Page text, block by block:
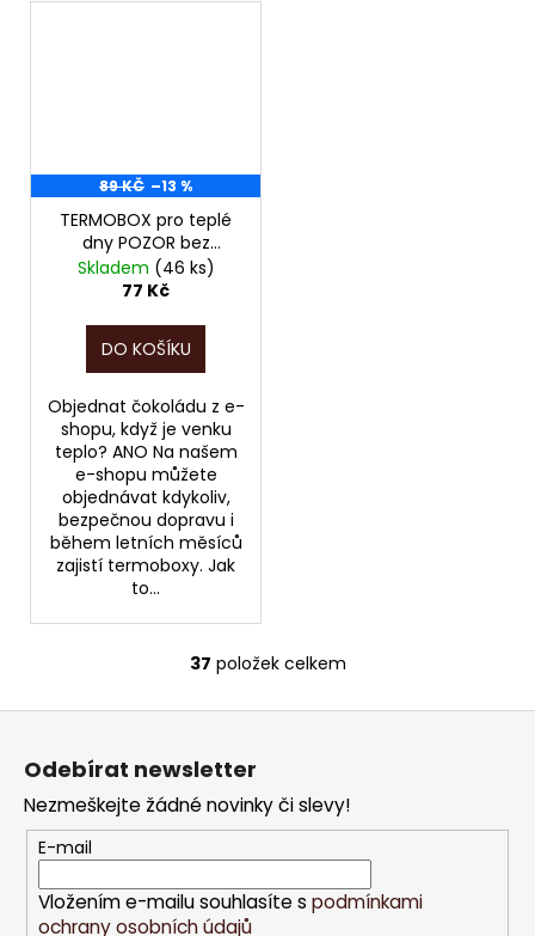
89 KČ –13 %
TERMOBOX pro teplé
dny POZOR bez
Termoboxíku
neručíme za
Skladem (46 ks)
77 Kč
DO KOŠÍKU
Objednat čokoládu z e-
shopu, když je venku
teplo? ANO Na našem
e-shopu můžete
objednávat kdykoliv,
bezpečnou dopravu i
během letních měsíců
zajistí termoboxy. Jak
to...
O
v
a
c
í
p
r
37 položek celkem
Z
Odebírat newsletter
Nezmeškejte žádné novinky či slevy!
E-mail
Vložením e-mailu souhlasíte s podmínkami
ochrany osobních údajů